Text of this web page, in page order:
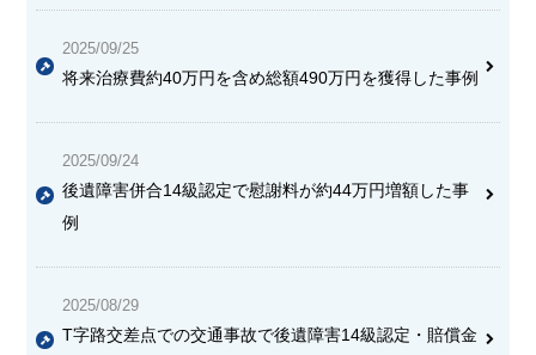
2025/09/25
将来治療費約40万円を含め総額490万円を獲得した事例
2025/09/24
後遺障害併合14級認定で慰謝料が約44万円増額した事
例
2025/08/29
T字路交差点での交通事故で後遺障害14級認定・賠償金